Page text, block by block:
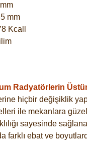
mm
Kcall
Radyatörlerin
hiçbir değişiklik
ile mekanlara
sayesinde
farklı ebat ve